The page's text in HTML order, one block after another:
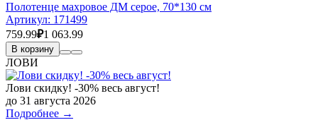
Полотенце махровое ДМ серое, 70*130 см
Артикул: 171499
759.99₽1 063.99
В корзину
ЛОВИ
Лови скидку! -30% весь август!
до 31 августа 2026
Подробнее →